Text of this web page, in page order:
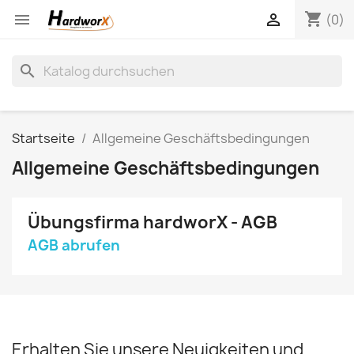
 shopping_cart (0)

search
Startseite Allgemeine Geschäftsbedingungen
Allgemeine Geschäftsbedingungen
Übungsfirma hardworX - AGB
AGB abrufen